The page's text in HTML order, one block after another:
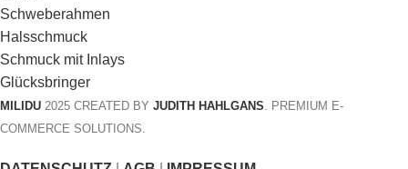
Schweberahmen
Halsschmuck
Schmuck mit Inlays
Glücksbringer
MILIDU 2025 CREATED BY JUDITH HAHLGANS . PREMIUM E-
COMMERCE SOLUTIONS.